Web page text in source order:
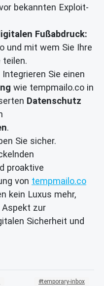
bekannten Exploit-
Fußabdruck:
und mit wem Sie Ihre
teilen.
Integrieren Sie einen
wie tempmailo.co in
Datenschutz
.
Sie sicher.
proaktive
von tempmailo.co
kein Luxus mehr,
Aspekt zur
Sicherheit und
temporary-inbox